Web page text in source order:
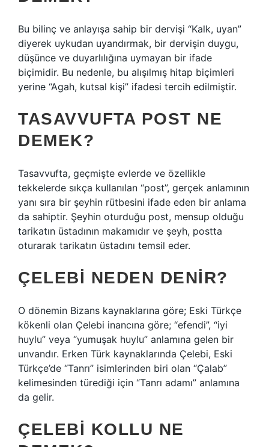
Bu bilinç ve anlayışa sahip bir dervişi “Kalk, uyan”
diyerek uykudan uyandırmak, bir dervişin duygu,
düşünce ve duyarlılığına uymayan bir ifade
biçimidir. Bu nedenle, bu alışılmış hitap biçimleri
yerine “Agah, kutsal kişi” ifadesi tercih edilmiştir.
TASAVVUFTA POST NE
DEMEK?
Tasavvufta, geçmişte evlerde ve özellikle
tekkelerde sıkça kullanılan “post”, gerçek anlamının
yanı sıra bir şeyhin rütbesini ifade eden bir anlama
da sahiptir. Şeyhin oturduğu post, mensup olduğu
tarikatın üstadının makamıdır ve şeyh, postta
oturarak tarikatın üstadını temsil eder.
ÇELEBI NEDEN DENIR?
O dönemin Bizans kaynaklarına göre; Eski Türkçe
kökenli olan Çelebi inancına göre; “efendi”, “iyi
huylu” veya “yumuşak huylu” anlamına gelen bir
unvandır. Erken Türk kaynaklarında Çelebi, Eski
Türkçe’de “Tanrı” isimlerinden biri olan “Çalab”
kelimesinden türediği için “Tanrı adamı” anlamına
da gelir.
ÇELEBI KOLLU NE